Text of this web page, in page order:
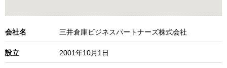
会社名 三井倉庫ビジネスパートナーズ株式会社
設立 2001年10月1日